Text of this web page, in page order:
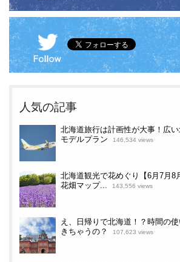
人気の記事
北海道旅行は計画性が大事！広
モデルプラン
146,534 views
北海道観光で花めぐり【6月7月8
花畑マップ...
143,556 views
え、日帰りで北海道！？時間の
きちゃうの？
107,623 views